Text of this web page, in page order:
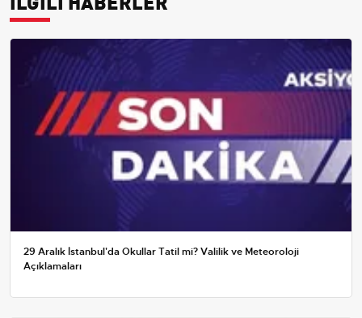
29 Aralık İstanbul'da Okullar Tatil mi? Valilik ve Meteoroloji
Açıklamaları